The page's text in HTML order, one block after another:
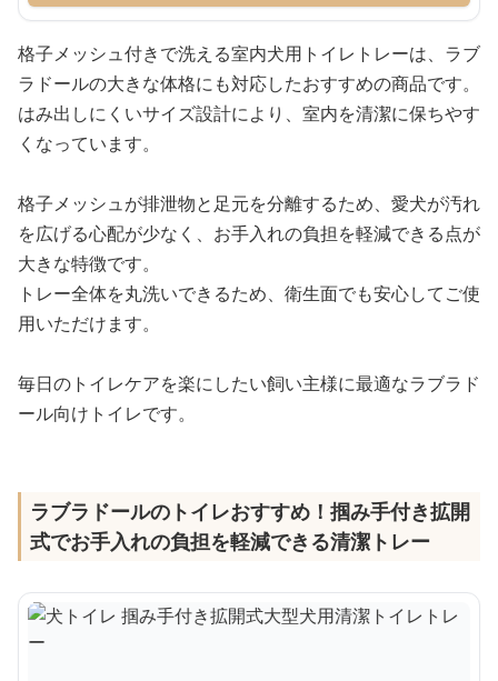
格子メッシュ付きで洗える室内犬用トイレトレーは、ラブ
ラドールの大きな体格にも対応したおすすめの商品です。
はみ出しにくいサイズ設計により、室内を清潔に保ちやす
くなっています。
格子メッシュが排泄物と足元を分離するため、愛犬が汚れ
を広げる心配が少なく、お手入れの負担を軽減できる点が
大きな特徴です。
トレー全体を丸洗いできるため、衛生面でも安心してご使
用いただけます。
毎日のトイレケアを楽にしたい飼い主様に最適なラブラド
ール向けトイレです。
ラブラドールのトイレおすすめ！掴み手付き拡開
式でお手入れの負担を軽減できる清潔トレー